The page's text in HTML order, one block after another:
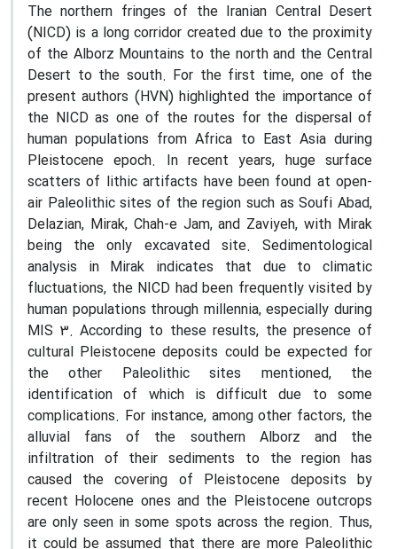
The northern fringes of the Iranian Central Desert
(NICD) is a long corridor created due to the proximity
of the Alborz Mountains to the north and the Central
Desert to the south. For the first time, one of the
present authors (HVN) highlighted the importance of
the NICD as one of the routes for the dispersal of
human populations from Africa to East Asia during
Pleistocene epoch. In recent years, huge surface
scatters of lithic artifacts have been found at open-
air Paleolithic sites of the region such as Soufi Abad,
Delazian, Mirak, Chah-e Jam, and Zaviyeh, with Mirak
being the only excavated site. Sedimentological
analysis in Mirak indicates that due to climatic
fluctuations, the NICD had been frequently visited by
human populations through millennia, especially during
MIS 3. According to these results, the presence of
cultural Pleistocene deposits could be expected for
the other Paleolithic sites mentioned, the
identification of which is difficult due to some
complications. For instance, among other factors, the
alluvial fans of the southern Alborz and the
infiltration of their sediments to the region has
caused the covering of Pleistocene deposits by
recent Holocene ones and the Pleistocene outcrops
are only seen in some spots across the region. Thus,
it could be assumed that there are more Paleolithic